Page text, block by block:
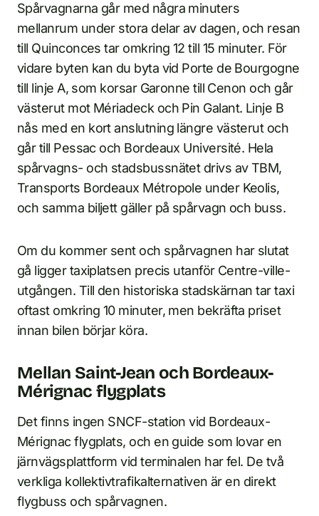
Spårvagnarna går med några minuters
mellanrum under stora delar av dagen, och resan
till Quinconces tar omkring 12 till 15 minuter. För
vidare byten kan du byta vid Porte de Bourgogne
till linje A, som korsar Garonne till Cenon och går
västerut mot Mériadeck och Pin Galant. Linje B
nås med en kort anslutning längre västerut och
går till Pessac och Bordeaux Université. Hela
spårvagns- och stadsbussnätet drivs av TBM,
Transports Bordeaux Métropole under Keolis,
och samma biljett gäller på spårvagn och buss.
Om du kommer sent och spårvagnen har slutat
gå ligger taxiplatsen precis utanför Centre-ville-
utgången. Till den historiska stadskärnan tar taxi
oftast omkring 10 minuter, men bekräfta priset
innan bilen börjar köra.
Mellan Saint-Jean och Bordeaux-
Mérignac flygplats
Det finns ingen SNCF-station vid Bordeaux-
Mérignac flygplats, och en guide som lovar en
järnvägsplattform vid terminalen har fel. De två
verkliga kollektivtrafikalternativen är en direkt
flygbuss och spårvagnen.